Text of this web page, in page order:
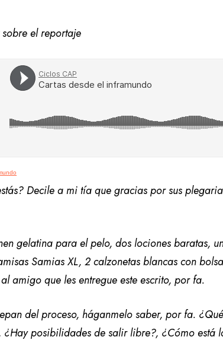
sobre el reportaje
Decile a mi tía que gracias por sus
gelatina para el pelo, dos lociones baratas,
Samias XL, 2 calzonetas blancas con
amigo que les entregue este escrito, por fa.
del proceso, háganmelo saber, por fa.
¿Hay posibilidades de salir libre?, ¿Cómo está